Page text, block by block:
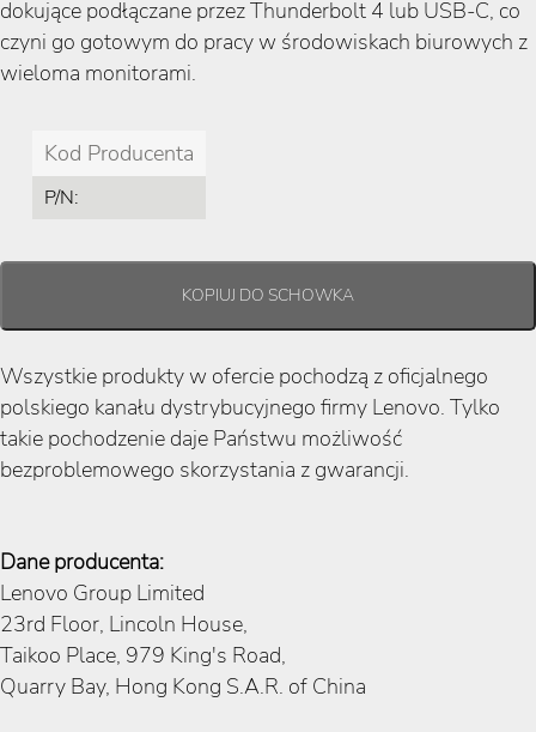
dokujące podłączane przez Thunderbolt 4 lub USB-C, co
czyni go gotowym do pracy w środowiskach biurowych z
wieloma monitorami.
Kod Producenta
P/N:
Wszystkie produkty w ofercie pochodzą z oficjalnego
polskiego kanału dystrybucyjnego firmy Lenovo. Tylko
takie pochodzenie daje Państwu możliwość
bezproblemowego skorzystania z gwarancji.
Dane producenta:
Lenovo Group Limited
23rd Floor, Lincoln House,
Taikoo Place, 979 King's Road,
Quarry Bay, Hong Kong S.A.R. of China